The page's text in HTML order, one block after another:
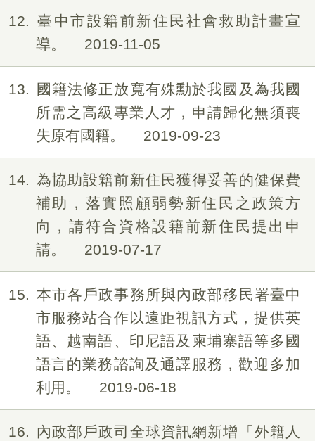
12
臺中市設籍前新住民社會救助計畫宣
導。
2019-11-05
13
國籍法修正放寬有殊勳於我國及為我國
所需之高級專業人才，申請歸化無須喪
失原有國籍。
2019-09-23
14
為協助設籍前新住民獲得妥善的健保費
補助，落實照顧弱勢新住民之政策方
向，請符合資格設籍前新住民提出申
請。
2019-07-17
15
本市各戶政事務所與內政部移民署臺中
市服務站合作以遠距視訊方式，提供英
語、越南語、印尼語及柬埔寨語等多國
語言的業務諮詢及通譯服務，歡迎多加
利用。
2019-06-18
16
內政部戶政司全球資訊網新增「外籍人